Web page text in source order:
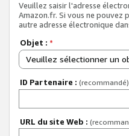
Veuillez saisir l'adresse
Amazon.fr. Si vous ne pouvez
autre adresse électronique
Objet : *
Veuillez sélectionner un
ID Partenaire : (recommandé)
URL du site Web :